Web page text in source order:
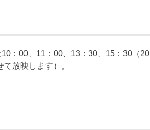
：00、11：00、13：30、15：30（20
放映します）。